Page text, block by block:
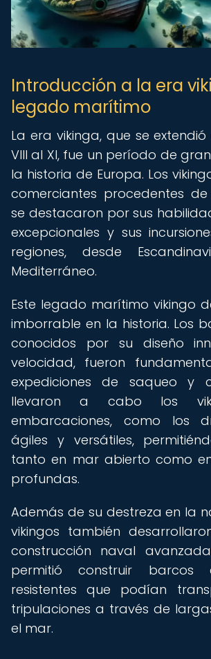
Introducción a la era
legado marítimo
La era vikinga, que se
VIII al XI, fue un período de
la historia de Europa. Los
comerciantes procedentes de
se destacaron por sus
excepcionales y sus
regiones, desde
Mediterráneo.
Este legado marítimo vikingo
imborrable en la historia. Los
conocidos por su diseño
velocidad, fueron
expediciones de saqueo y
llevaron a cabo los
embarcaciones, como los
ágiles y versátiles,
tanto en mar abierto como
profundas.
Además de su destreza en la
vikingos también
construcción naval
permitió construir barcos
resistentes que podían
tripulaciones a través de
el mar.